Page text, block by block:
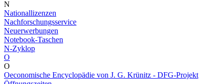
N
Nationallizenzen
Nachforschungsservice
Neuerwerbungen
Notebook-Taschen
N-Zyklop
O
O
Oeconomische Encyclopädie von J. G. Krünitz - DFG-Projekt